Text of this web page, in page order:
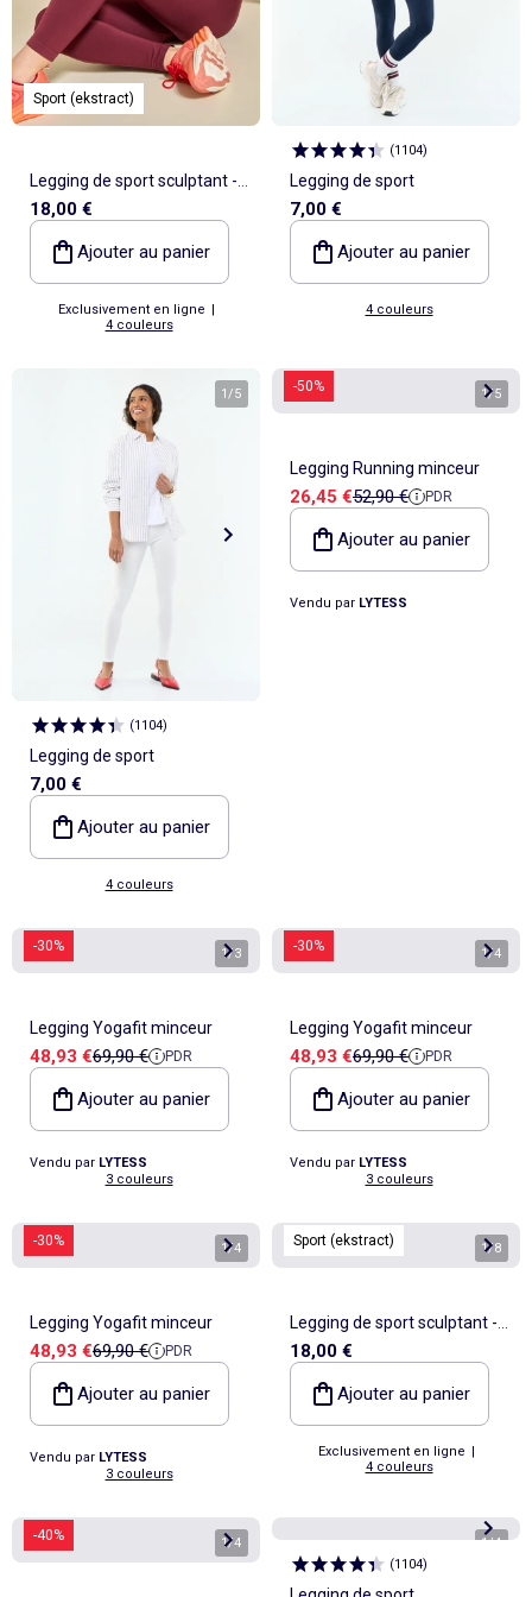
Sport (ekstract)
Legging de sport sculptant -
(ekstract)
18,00 €
Ajouter au panier
Exclusivement en ligne |
4 couleurs
(1104)
Legging de sport
7,00 €
Ajouter au panier
4 couleurs
1/5
(1104)
Legging de sport
7,00 €
Ajouter au panier
4 couleurs
-50% 1/5
Legging Running minceur
Prix de vente
26,45 €Prix de référence
52,90 € PDR
Ajouter au panier
Vendu par LYTESS
-30% 1/3
Legging Yogafit minceur
Prix de vente
48,93 €Prix de référence
69,90 € PDR
Ajouter au panier
Vendu par LYTESS
3 couleurs
-30% 1/4
Legging Yogafit minceur
Prix de vente
48,93 €Prix de référence
69,90 € PDR
Ajouter au panier
Vendu par LYTESS
3 couleurs
-30% 1/4
Legging Yogafit minceur
Prix de vente
48,93 €Prix de référence
69,90 € PDR
Ajouter au panier
Vendu par LYTESS
3 couleurs
Sport (ekstract) 1/8
Legging de sport sculptant -
(ekstract)
18,00 €
Ajouter au panier
Exclusivement en ligne |
4 couleurs
-40% 1/4 1/4
(1104)